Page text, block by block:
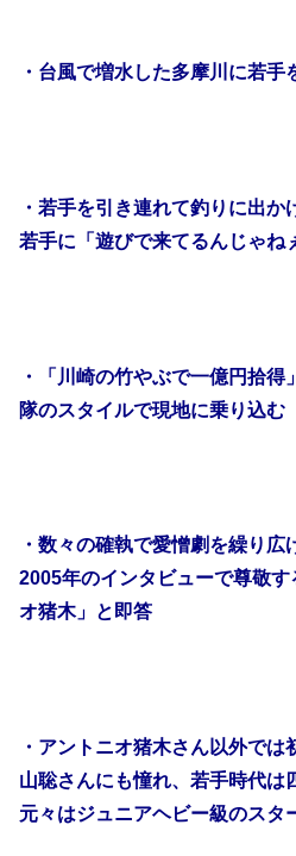
・台風で増水した多摩川に若
・若手を引き連れて釣りに出
若手に「遊びで来てるんじゃね
・「川崎の竹やぶで一億円拾
隊のスタイルで現地に乗り込む
・数々の確執で愛憎劇を繰り
2005年のインタビューで尊敬
オ猪木」と即答
・アントニオ猪木さん以外で
山聡さんにも憧れ、若手時代は
元々はジュニアヘビー級のスタ